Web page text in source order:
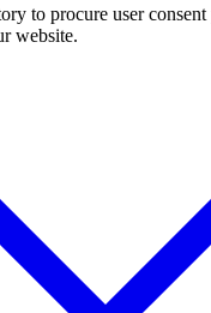
to procure user
website.